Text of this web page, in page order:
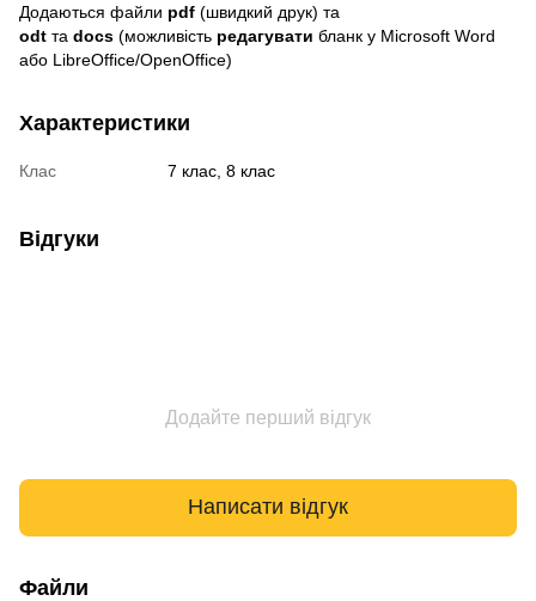
Додаються файли pdf (швидкий друк) та
odt та docs (можливість редагувати бланк у Microsoft Word
або LibreOffice/OpenOffice)
Характеристики
Клас 7 клас, 8 клас
Відгуки
Додайте перший відгук
Написати відгук
Файли